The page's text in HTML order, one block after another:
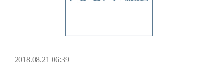
2018.08.21 06:39